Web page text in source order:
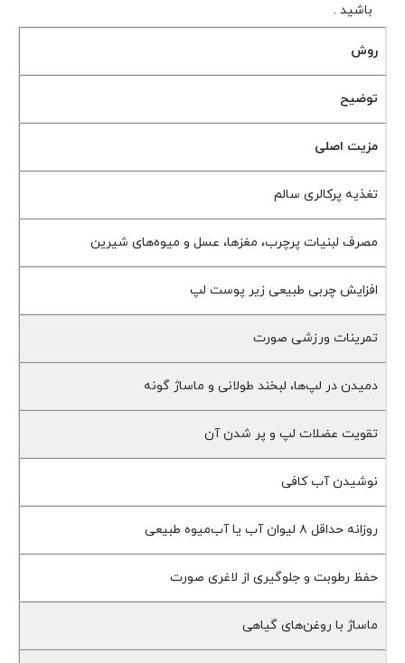
باشید .
روش
توضیح
مزیت اصلی
تغذیه پرکالری سالم
مصرف لبنیات پرچرب، مغزها، عسل و میوه‌های شیرین
افزایش چربی طبیعی زیر پوست لپ
تمرینات ورزشی صورت
دمیدن در لپ‌ها، لبخند طولانی و ماساژ گونه
تقویت عضلات لپ و پر شدن آن
نوشیدن آب کافی
روزانه حداقل ۸ لیوان آب یا آب‌میوه طبیعی
حفظ رطوبت و جلوگیری از لاغری صورت
ماساژ با روغن‌های گیاهی